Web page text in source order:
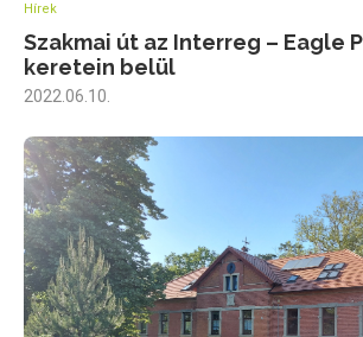
Hírek
Szakmai út az Interreg – Eagle
keretein belül
2022.06.10.